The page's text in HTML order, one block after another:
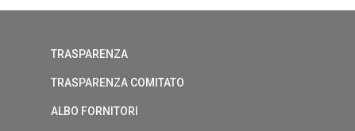
TRASPARENZA
TRASPARENZA COMITATO
ALBO FORNITORI